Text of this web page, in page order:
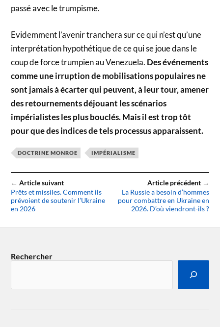
passé avec le trumpisme.
Evidemment l’avenir tranchera sur ce qui n’est qu’une
interprétation hypothétique de ce qui se joue dans le
coup de force trumpien au Venezuela. Des événements
comme une irruption de mobilisations populaires ne
sont jamais à écarter qui peuvent, à leur tour, amener
des retournements déjouant les scénarios
impérialistes les plus bouclés. Mais il est trop tôt
pour que des indices de tels processus apparaissent.
DOCTRINE MONROE IMPÉRIALISME
← Article suivant
Prêts et missiles. Comment ils
prévoient de soutenir l’Ukraine
en 2026
Article précédent →
La Russie a besoin d’hommes
pour combattre en Ukraine en
2026. D’où viendront-ils ?
Rechercher